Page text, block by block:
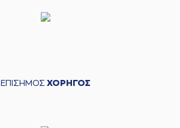
ΕΠΙΣΗΜΟΣ ΧΟΡΗΓΟΣ